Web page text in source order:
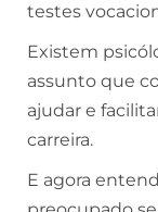
testes
Existem
assunto que
ajudar e
carreira.
E agora